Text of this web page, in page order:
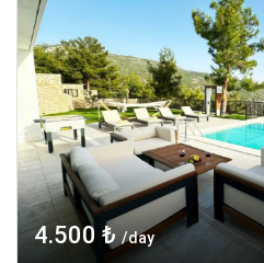
4.500 ₺/day